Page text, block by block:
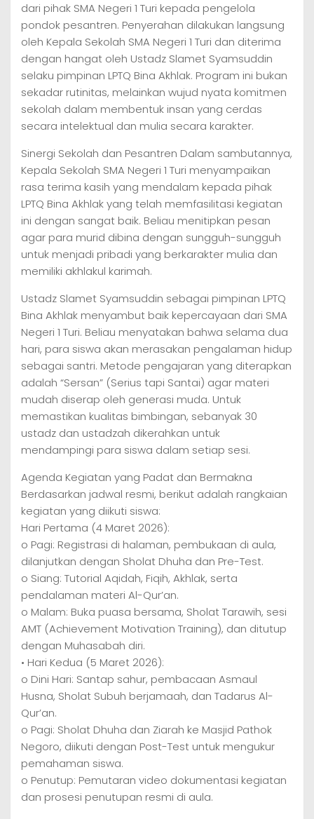
dari pihak SMA Negeri 1 Turi kepada pengelola
pondok pesantren. Penyerahan dilakukan langsung
oleh Kepala Sekolah SMA Negeri 1 Turi dan diterima
dengan hangat oleh Ustadz Slamet Syamsuddin
selaku pimpinan LPTQ Bina Akhlak. Program ini bukan
sekadar rutinitas, melainkan wujud nyata komitmen
sekolah dalam membentuk insan yang cerdas
secara intelektual dan mulia secara karakter.
Sinergi Sekolah dan Pesantren Dalam sambutannya,
Kepala Sekolah SMA Negeri 1 Turi menyampaikan
rasa terima kasih yang mendalam kepada pihak
LPTQ Bina Akhlak yang telah memfasilitasi kegiatan
ini dengan sangat baik. Beliau menitipkan pesan
agar para murid dibina dengan sungguh-sungguh
untuk menjadi pribadi yang berkarakter mulia dan
memiliki akhlakul karimah.
Ustadz Slamet Syamsuddin sebagai pimpinan LPTQ
Bina Akhlak menyambut baik kepercayaan dari SMA
Negeri 1 Turi. Beliau menyatakan bahwa selama dua
hari, para siswa akan merasakan pengalaman hidup
sebagai santri. Metode pengajaran yang diterapkan
adalah “Sersan” (Serius tapi Santai) agar materi
mudah diserap oleh generasi muda. Untuk
memastikan kualitas bimbingan, sebanyak 30
ustadz dan ustadzah dikerahkan untuk
mendampingi para siswa dalam setiap sesi.
Agenda Kegiatan yang Padat dan Bermakna
Berdasarkan jadwal resmi, berikut adalah rangkaian
kegiatan yang diikuti siswa:
Hari Pertama (4 Maret 2026):
o Pagi: Registrasi di halaman, pembukaan di aula,
dilanjutkan dengan Sholat Dhuha dan Pre-Test.
o Siang: Tutorial Aqidah, Fiqih, Akhlak, serta
pendalaman materi Al-Qur’an.
o Malam: Buka puasa bersama, Sholat Tarawih, sesi
AMT (Achievement Motivation Training), dan ditutup
dengan Muhasabah diri.
• Hari Kedua (5 Maret 2026):
o Dini Hari: Santap sahur, pembacaan Asmaul
Husna, Sholat Subuh berjamaah, dan Tadarus Al-
Qur’an.
o Pagi: Sholat Dhuha dan Ziarah ke Masjid Pathok
Negoro, diikuti dengan Post-Test untuk mengukur
pemahaman siswa.
o Penutup: Pemutaran video dokumentasi kegiatan
dan prosesi penutupan resmi di aula.